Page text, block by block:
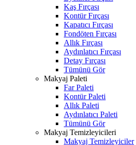
Kaş Fırçası
Kontür Fırçası
Kapatıcı Fırçası
Fondöten Fırçası
Allık Fırçası
Aydınlatıcı Fırçası
Detay Fırçası
Tümünü Gör
Makyaj Paleti
Far Paleti
Kontür Paleti
Allık Paleti
Aydınlatıcı Paleti
Tümünü Gör
Makyaj Temizleyicileri
Makyaj Temizleyiciler